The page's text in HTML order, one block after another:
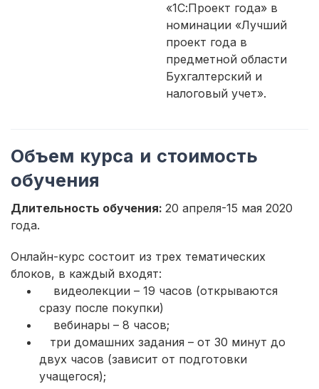
«1С:Проект года» в
номинации «Лучший
проект года в
предметной области
Бухгалтерский и
налоговый учет».
Объем курса и стоимость
обучения
Длительность обучения: 20 апреля-15 мая 2020
года.
Онлайн-курс состоит из трех тематических
блоков, в каждый входят:
видеолекции – 19 часов (открываются
сразу после покупки)
вебинары – 8 часов;
три домашних задания – от 30 минут до
двух часов (зависит от подготовки
учащегося);